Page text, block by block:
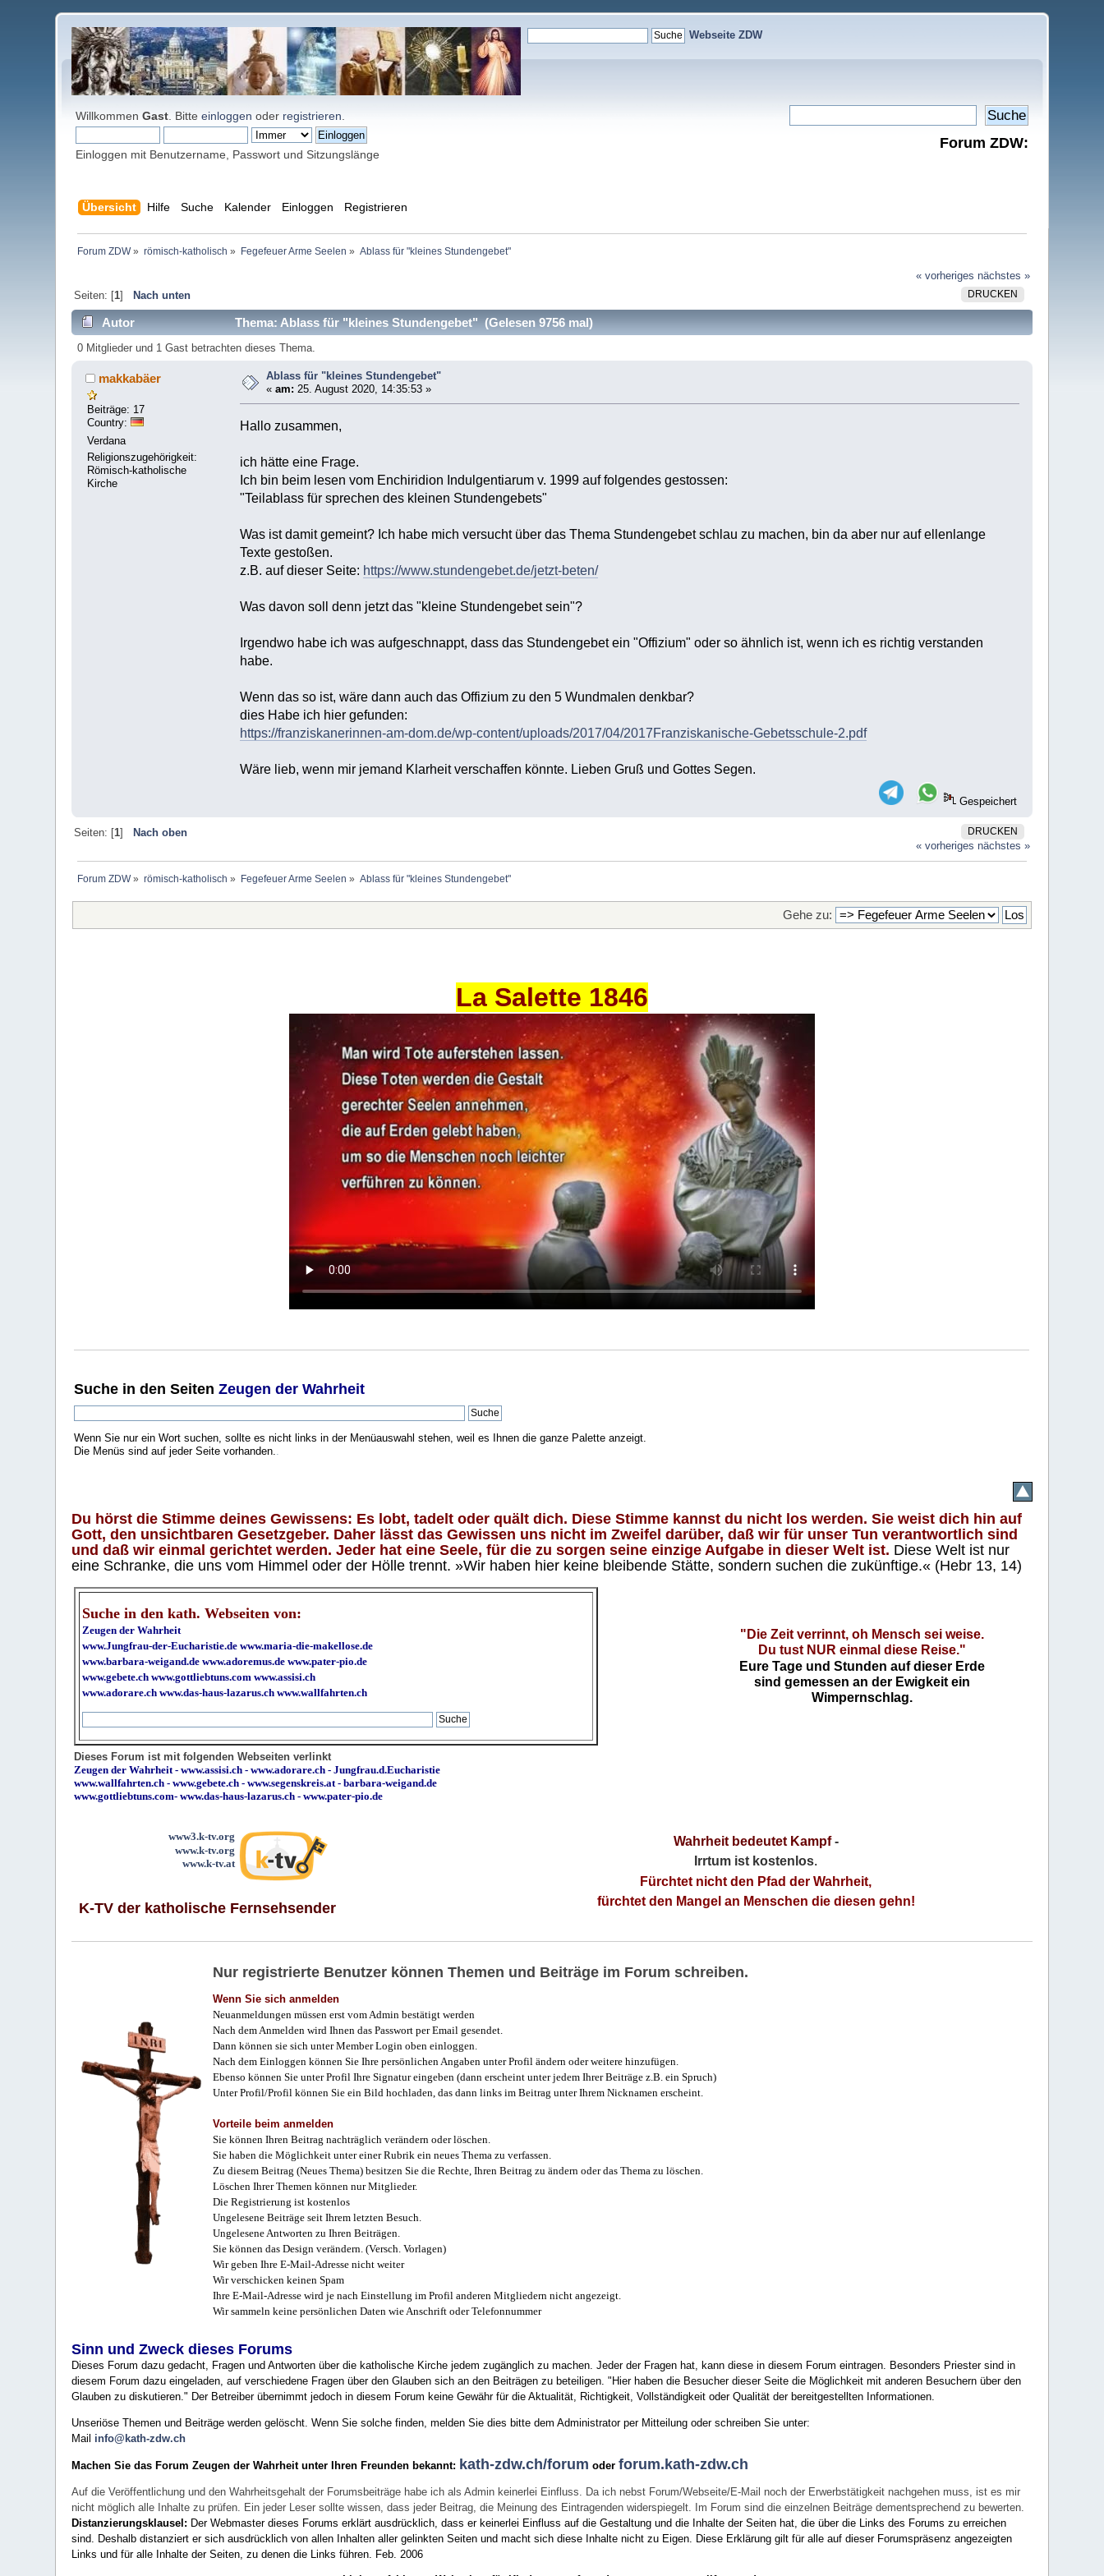
Webseite ZDW
WillkommenGast . Bitteeinloggen oder registrieren
Einloggen mit Benutzername, Passwort und Sitzungslänge
Forum ZDW:
Übersicht Hilfe Suche Kalender Einloggen Registrieren
Forum ZDW» römisch-katholisch » Fegefeuer Arme Seelen » Ablass für "kleines Stundengebet"
« vorheriges nächstes »
DRUCKEN
Seiten: [1] Nach unten
Autor Thema: Ablass für "kleines Stundengebet" (Gelesen 9756 mal)
0 Mitglieder und 1 Gast betrachten dieses Thema.
makkabäer
Beiträge: 17
Country:
Verdana
Religionszugehörigkeit:
Römisch-katholische
Kirche
Ablass für "kleines Stundengebet"
«am: 25. August 2020, 14:35:53 »
Hallo zusammen,
ich hätte eine Frage.
Ich bin beim lesen vom Enchiridion Indulgentiarum v. 1999 auf folgendes gestossen:
"Teilablass für sprechen des kleinen Stundengebets"
Was ist damit gemeint? Ich habe mich versucht über das Thema Stundengebet schlau zu machen, bin da aber nur auf ellenlange
Texte gestoßen.
z.B. auf dieser Seite: https://www.stundengebet.de/jetzt-beten/
Was davon soll denn jetzt das "kleine Stundengebet sein"?
Irgendwo habe ich was aufgeschnappt, dass das Stundengebet ein "Offizium" oder so ähnlich ist, wenn ich es richtig verstanden
habe.
Wenn das so ist, wäre dann auch das Offizium zu den 5 Wundmalen denkbar?
dies Habe ich hier gefunden:
https://franziskanerinnen-am-dom.de/wp-content/uploads/2017/04/2017Franziskanische-Gebetsschule-2.pdf
Wäre lieb, wenn mir jemand Klarheit verschaffen könnte. Lieben Gruß und Gottes Segen.
Gespeichert
DRUCKEN
Seiten: [1]
Nach oben
« vorheriges nächstes »
Forum ZDW» römisch-katholisch » Fegefeuer Arme Seelen » Ablass für "kleines Stundengebet"
Gehe zu:
La Salette 1846
Suche in den SeitenZeugen der Wahrheit
Wenn Sie nur ein Wort suchen, sollte es nicht links in der Menüauswahl stehen, weil es Ihnen die ganze Palette anzeigt.
Die Menüs sind auf jeder Seite vorhanden..
Du hörst die Stimme deines Gewissens: Es lobt, tadelt oder quält dich. Diese Stimme kannst du nicht los werden. Sie weist dich hin auf
Gott, den unsichtbaren Gesetzgeber. Daher lässt das Gewissen uns nicht im Zweifel darüber, daß wir für unser Tun verantwortlich sind
und daß wir einmal gerichtet werden. Jeder hat eine Seele, für die zu sorgen seine einzige Aufgabe in dieser Welt ist. Diese Welt ist nur
eine Schranke, die uns vom Himmel oder der Hölle trennt. »Wir haben hier keine bleibende Stätte, sondern suchen die zukünftige.« (Hebr 13, 14)
Suche in den kath. Webseiten von:
Zeugen der Wahrheit
www.Jungfrau-der-Eucharistie.de www.maria-die-makellose.de
www.barbara-weigand.de www.adoremus.de www.pater-pio.de
www.gebete.ch www.gottliebtuns.com www.assisi.ch
www.adorare.ch www.das-haus-lazarus.ch www.wallfahrten.ch
"Die Zeit verrinnt, oh Mensch sei weise.
Du tust NUR einmal diese Reise."
Eure Tage und Stunden auf dieser Erde
sind gemessen an der Ewigkeit ein
Wimpernschlag.
Dieses Forum ist mit folgenden Webseiten verlinkt
Zeugen der Wahrheit-www.assisi.ch -www.adorare.ch -Jungfrau.d.Eucharistie
www.wallfahrten.ch -www.gebete.ch -www.segenskreis.at-barbara-weigand.de
www.gottliebtuns.com-www.das-haus-lazarus.ch - www.pater-pio.de
www3.k-tv.org
www.k-tv.org
www.k-tv.at
K-TV der katholische Fernsehsender
Wahrheit bedeutet Kampf-
Irrtum ist kostenlos.
Fürchtet nicht den Pfad der Wahrheit,
fürchtet den Mangel an Menschen die diesen gehn!
Nur registrierte Benutzer können Themen und Beiträge im Forum schreiben.
Wenn Sie sich anmelden
Neuanmeldungen müssen erst vom Admin bestätigt werden
Nach dem Anmelden wird Ihnen das Passwort per Email gesendet.
Dann können sie sich unter Member Login oben einloggen.
Nach dem Einloggen können Sie Ihre persönlichen Angaben unter Profil ändern oder weitere hinzufügen.
Ebenso können Sie unter Profil Ihre Signatur eingeben (dann erscheint unter jedem Ihrer Beiträge z.B. ein Spruch)
Unter Profil/Profil können Sie ein Bild hochladen, das dann links im Beitrag unter Ihrem Nicknamen erscheint.
Vorteile beim anmelden
Sie können Ihren Beitrag nachträglich verändern oder löschen.
Sie haben die Möglichkeit unter einer Rubrik ein neues Thema zu verfassen.
Zu diesem Beitrag (Neues Thema) besitzen Sie die Rechte, Ihren Beitrag zu ändern oder das Thema zu löschen.
Löschen Ihrer Themen können nur Mitglieder.
Die Registrierung ist kostenlos
Ungelesene Beiträge seit Ihrem letzten Besuch.
Ungelesene Antworten zu Ihren Beiträgen.
Sie können das Design verändern. (Versch. Vorlagen)
Wir geben Ihre E-Mail-Adresse nicht weiter
Wir verschicken keinen Spam
Ihre E-Mail-Adresse wird je nach Einstellung im Profil anderen Mitgliedern nicht angezeigt.
Wir sammeln keine persönlichen Daten wie Anschrift oder Telefonnummer
Sinn und Zweck dieses Forums
Dieses Forum dazu gedacht, Fragen und Antworten über die katholische Kirche jedem zugänglich zu machen. Jeder der Fragen hat, kann diese in diesem Forum eintragen. Besonders Priester sind in
diesem Forum dazu eingeladen, auf verschiedene Fragen über den Glauben sich an den Beiträgen zu beteiligen. "Hier haben die Besucher dieser Seite die Möglichkeit mit anderen Besuchern über den
Glauben zu diskutieren." Der Betreiber übernimmt jedoch in diesem Forum keine Gewähr für die Aktualität, Richtigkeit, Vollständigkeit oder Qualität der bereitgestellten Informationen.
Unseriöse Themen und Beiträge werden gelöscht. Wenn Sie solche finden, melden Sie dies bitte dem Administrator per Mitteilung oder schreiben Sie unter:
Mail info@kath-zdw.ch
Machen Sie das Forum Zeugen der Wahrheit unter Ihren Freunden bekannt: kath-zdw.ch/forum oderforum.kath-zdw.ch
Auf die Veröffentlichung und den Wahrheitsgehalt der Forumsbeiträge habe ich als Admin keinerlei Einfluss. Da ich nebst Forum/Webseite/E-Mail noch der Erwerbstätigkeit nachgehen muss, ist es mir
nicht möglich alle Inhalte zu prüfen. Ein jeder Leser sollte wissen, dass jeder Beitrag, die Meinung des Eintragenden widerspiegelt. Im Forum sind die einzelnen Beiträge dementsprechend zu bewerten.
Distanzierungsklausel: Der Webmaster dieses Forums erklärt ausdrücklich, dass er keinerlei Einfluss auf die Gestaltung und die Inhalte der Seiten hat, die über die Links des Forums zu erreichen
sind. Deshalb distanziert er sich ausdrücklich von allen Inhalten aller gelinkten Seiten und macht sich diese Inhalte nicht zu Eigen. Diese Erklärung gilt für alle auf dieser Forumspräsenz angezeigten
Links und für alle Inhalte der Seiten, zu denen die Links führen. Feb. 2006